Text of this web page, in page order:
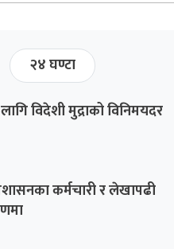
२४ घण्टा
विदेशी मुद्राको विनिमयदर
कर्मचारी र लेखापढी